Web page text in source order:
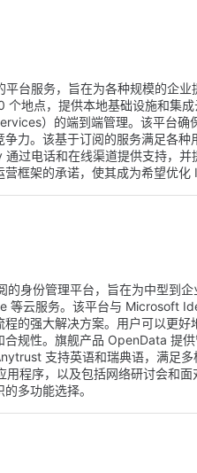
台服务，旨在为各种规模的企
个地点，提供本地基础设施和集
）的端到端管理。该平台确
争力。该基于订阅的服务满足各
过电话和在线渠道提供支持，
框架的承诺，使其成为希望优化
的身份管理平台，旨在为中型到
等云服务。该平台与 Microsoft
的强大解决方案。用户可以更
合规性。旗舰产品 OpenData 提
支持英语和瑞典语，满足
用程序，以及包括网络研讨会和
多功能选择。